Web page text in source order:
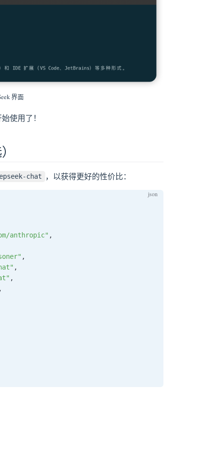
界面
使用了！
chat ，以获得更好的性价比：
anthropic" ,
,
,
,
,